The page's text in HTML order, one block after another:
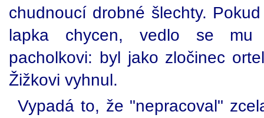
chudnoucí drobné šlechty.
lapka chycen, vedlo se mu
pacholkovi: byl jako zločinec
Žižkovi vyhnul.
Vypadá to, že "nepracoval"